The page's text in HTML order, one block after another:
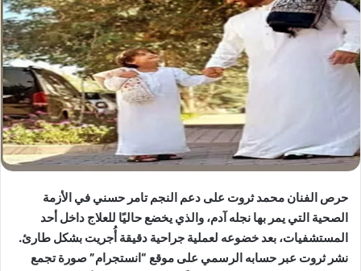
حرص الفنان محمد ثروت على دعم النجم تامر حسني في الأزمة
الصحية التي يمر بها نجله آدم، والذي يخضع حاليًا للعلاج داخل أحد
المستشفيات، بعد خضوعه لعملية جراحية دقيقة أُجريت بشكل طارئ.
نشر ثروت عبر حسابه الرسمي على موقع “انستجرام” صورة تجمع